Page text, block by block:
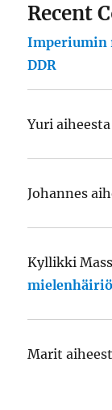
Recent
Imperiumin
DDR
Yuri
Johannes
Kyllikki
Marit